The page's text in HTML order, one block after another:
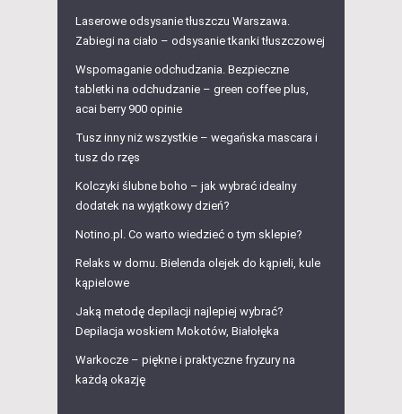
Laserowe odsysanie tłuszczu Warszawa.
Zabiegi na ciało – odsysanie tkanki tłuszczowej
Wspomaganie odchudzania. Bezpieczne
tabletki na odchudzanie – green coffee plus,
acai berry 900 opinie
Tusz inny niż wszystkie – wegańska mascara i
tusz do rzęs
Kolczyki ślubne boho – jak wybrać idealny
dodatek na wyjątkowy dzień?
Notino.pl. Co warto wiedzieć o tym sklepie?
Relaks w domu. Bielenda olejek do kąpieli, kule
kąpielowe
Jaką metodę depilacji najlepiej wybrać?
Depilacja woskiem Mokotów, Białołęka
Warkocze – piękne i praktyczne fryzury na
każdą okazję